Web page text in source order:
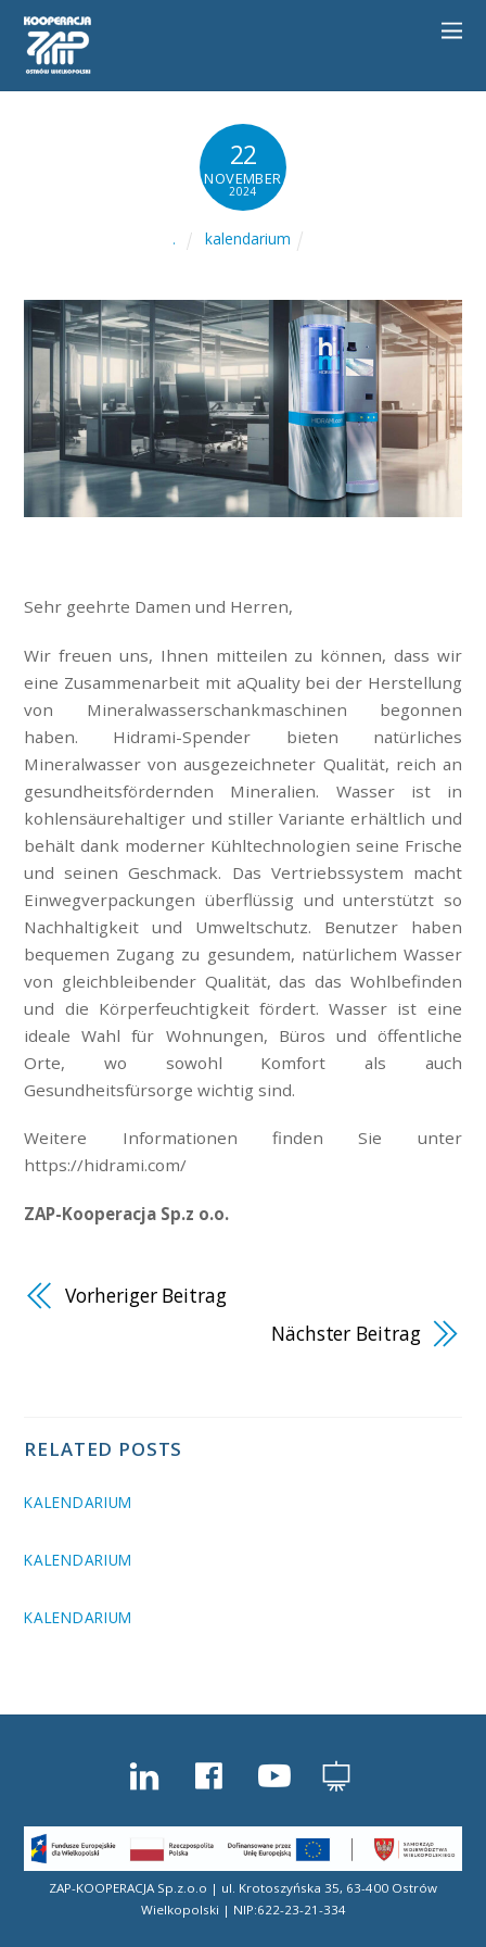
22
NOVEMBER
2024
. kalendarium
Sehr geehrte Damen und Herren,
Wir freuen uns, Ihnen mitteilen zu können, dass wir
eine Zusammenarbeit mit aQuality bei der Herstellung
von Mineralwasserschankmaschinen begonnen
haben. Hidrami-Spender bieten natürliches
Mineralwasser von ausgezeichneter Qualität, reich an
gesundheitsfördernden Mineralien. Wasser ist in
kohlensäurehaltiger und stiller Variante erhältlich und
behält dank moderner Kühltechnologien seine Frische
und seinen Geschmack. Das Vertriebssystem macht
Einwegverpackungen überflüssig und unterstützt so
Nachhaltigkeit und Umweltschutz. Benutzer haben
bequemen Zugang zu gesundem, natürlichem Wasser
von gleichbleibender Qualität, das das Wohlbefinden
und die Körperfeuchtigkeit fördert. Wasser ist eine
ideale Wahl für Wohnungen, Büros und öffentliche
Orte, wo sowohl Komfort als auch
Gesundheitsfürsorge wichtig sind.
Weitere Informationen finden Sie unter
https://hidrami.com/
ZAP-Kooperacja Sp.z o.o.
Vorheriger Beitrag
Nächster Beitrag
RELATED POSTS
KALENDARIUM
KALENDARIUM
KALENDARIUM
ZAP-KOOPERACJA Sp.z.o.o | ul. Krotoszyńska 35, 63-400 Ostrów
Wielkopolski | NIP:622-23-21-334